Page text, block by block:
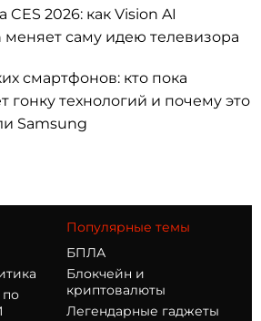
CES 2026: как Vision AI
саму идею телевизора
смартфонов: кто пока
гонку технологий и почему это
Samsung
Популярные темы
БПЛА
Блокчейн и
криптовалюты
Легендарные гаджеты